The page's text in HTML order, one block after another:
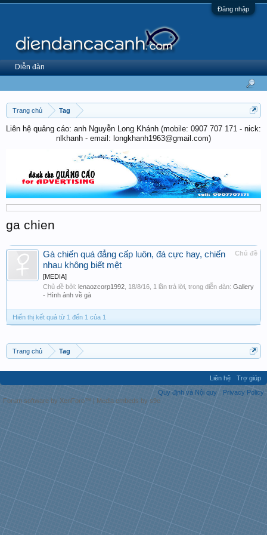
Đăng nhập
Trang chủ Tag
Liên hệ quảng cáo: anh Nguyễn Long Khánh (mobile: 0907 707 171 - nick:
nlkhanh - email: longkhanh1963@gmail.com)
ga chien
Chủ đề
Gà chiến quá đẳng cấp luôn, đá cực hay, chiến
nhau không biết mệt
[MEDIA]
Chủ đề bởi: lenaozcorp1992 18/8/16 , 1 lần trả lời, trong diễn đàn: Gallery
- Hình ảnh về gà
Hiển thị kết quả từ 1 đến 1 của 1
Trang chủ Tag
Diễn đàn
Liên hệ
Trợ giúp
Quy định và Nội quy
Privacy Policy
Forum software by XenForo™ | Media embeds by s9e